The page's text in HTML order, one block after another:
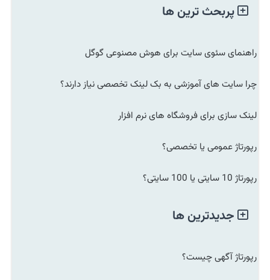
پربحث ترین ها
راهنمای سئوی سایت برای هوش مصنوعی گوگل
چرا سایت های آموزشی به بک لینک تخصصی نیاز دارند؟
لینک سازی برای فروشگاه های نرم افزار
رپورتاژ عمومی یا تخصصی؟
رپورتاژ 10 سایتی یا 100 سایتی؟
جدیدترین ها
رپورتاژ آگهی چیست؟